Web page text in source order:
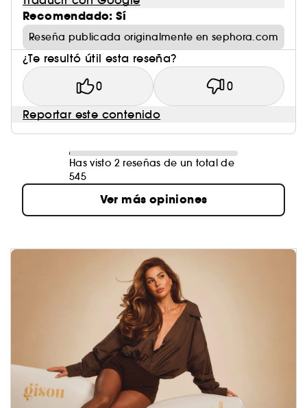
Recomendado: Sí
Reseña publicada originalmente en sephora.com
¿Te resultó útil esta reseña?
0 0
Reportar este contenido
Has visto 2 reseñas de un total de
545
Ver más opiniones